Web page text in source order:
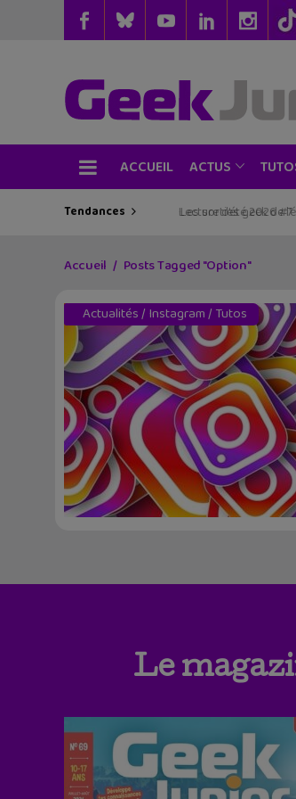
ACCUEIL ACTUS
Tendances Les sorties geek de
Accueil Posts Tagged "Option"
Actualités/ Instagram/ Tutos
Le